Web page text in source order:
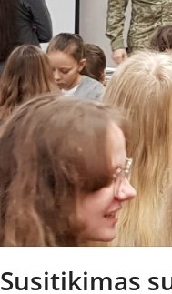
Susitikimas